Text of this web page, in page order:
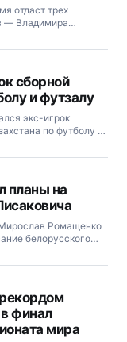
отдаст трех
— Владимира
и Романа
в «Алматы».
сборной
и футзалу
экс-игрок
по футболу и
планы на
Ромащенко
белорусского
и объяснил,
в матче
финал
мира